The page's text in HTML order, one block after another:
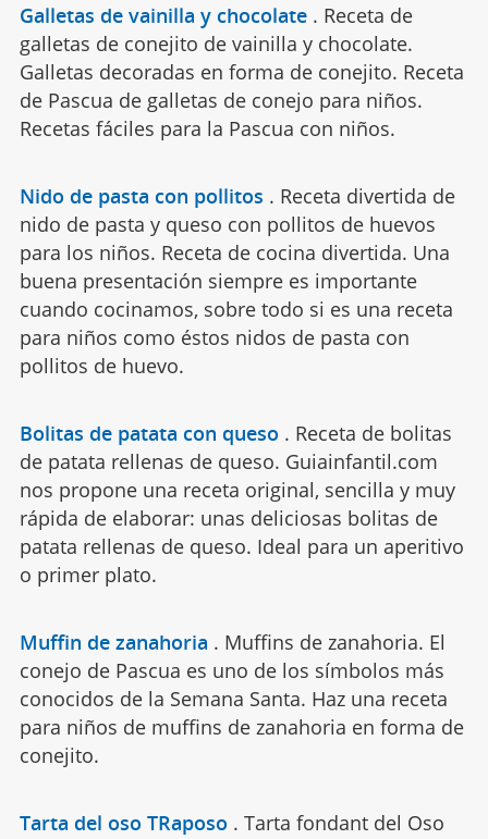
Galletas de vainilla y chocolate . Receta de
galletas de conejito de vainilla y chocolate.
Galletas decoradas en forma de conejito. Receta
de Pascua de galletas de conejo para niños.
Recetas fáciles para la Pascua con niños.
Nido de pasta con pollitos . Receta divertida de
nido de pasta y queso con pollitos de huevos
para los niños. Receta de cocina divertida. Una
buena presentación siempre es importante
cuando cocinamos, sobre todo si es una receta
para niños como éstos nidos de pasta con
pollitos de huevo.
Bolitas de patata con queso . Receta de bolitas
de patata rellenas de queso. Guiainfantil.com
nos propone una receta original, sencilla y muy
rápida de elaborar: unas deliciosas bolitas de
patata rellenas de queso. Ideal para un aperitivo
o primer plato.
Muffin de zanahoria . Muffins de zanahoria. El
conejo de Pascua es uno de los símbolos más
conocidos de la Semana Santa. Haz una receta
para niños de muffins de zanahoria en forma de
conejito.
Tarta del oso TRaposo . Tarta fondant del Oso